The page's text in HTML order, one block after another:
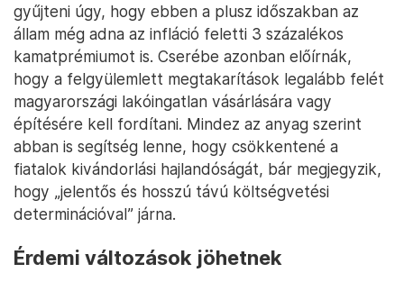
gyűjteni úgy, hogy ebben a plusz időszakban az
állam még adna az infláció feletti 3 százalékos
kamatprémiumot is. Cserébe azonban előírnák,
hogy a felgyülemlett megtakarítások legalább felét
magyarországi lakóingatlan vásárlására vagy
építésére kell fordítani. Mindez az anyag szerint
abban is segítség lenne, hogy csökkentené a
fiatalok kivándorlási hajlandóságát, bár megjegyzik,
hogy „jelentős és hosszú távú költségvetési
determinációval” járna.
Érdemi változások jöhetnek